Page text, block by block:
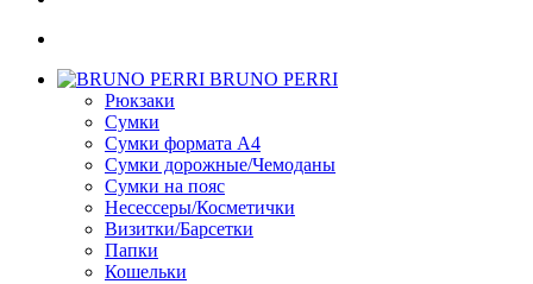
BRUNO PERRI
Рюкзаки
Сумки
Сумки формата А4
Сумки дорожные/Чемоданы
Сумки на пояс
Несессеры/Косметички
Визитки/Барсетки
Папки
Кошельки